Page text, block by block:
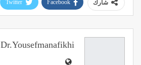
شارك Facebook
Twitter
البريد الإلكتروني
Dr.yousefmanafikhi